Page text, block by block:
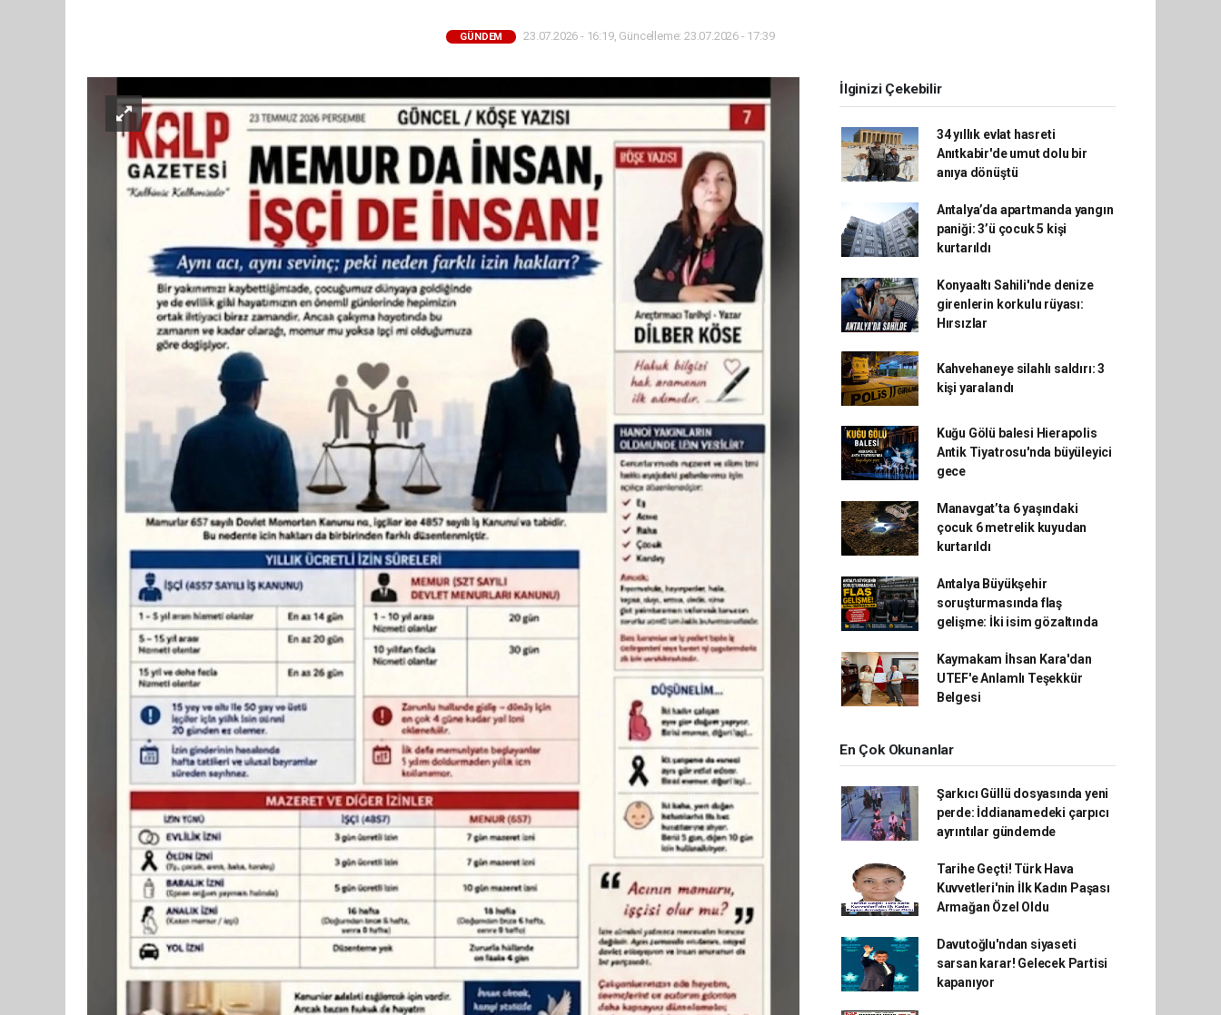
GÜNDEM 23.07.2026 - 16:19, Güncelleme: 23.07.2026 - 17:39
İlginizi Çekebilir
34 yıllık evlat hasreti
Anıtkabir'de umut dolu bir
anıya dönüştü
Antalya’da apartmanda yangın
paniği: 3’ü çocuk 5 kişi
kurtarıldı
Konyaaltı Sahili'nde denize
girenlerin korkulu rüyası:
Hırsızlar
Kahvehaneye silahlı saldırı: 3
kişi yaralandı
Kuğu Gölü balesi Hierapolis
Antik Tiyatrosu'nda büyüleyici
gece
Manavgat’ta 6 yaşındaki
çocuk 6 metrelik kuyudan
kurtarıldı
Antalya Büyükşehir
soruşturmasında flaş
gelişme: İki isim gözaltında
Kaymakam İhsan Kara'dan
UTEF'e Anlamlı Teşekkür
Belgesi
En Çok Okunanlar
Şarkıcı Güllü dosyasında yeni
perde: İddianamedeki çarpıcı
ayrıntılar gündemde
Tarihe Geçti! Türk Hava
Kuvvetleri'nin İlk Kadın Paşası
Armağan Özel Oldu
Davutoğlu'ndan siyaseti
sarsan karar! Gelecek Partisi
kapanıyor